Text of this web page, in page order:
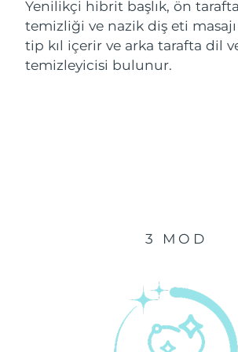
Yenilikçi hibrit başlık, ön
temizliği ve nazik diş eti
tip kıl içerir ve arka tarafta dil
temizleyicisi bulunur.
3 MOD
Çin Makao ÖİB Tahmini
Malezya
Tahmini
Tahmini